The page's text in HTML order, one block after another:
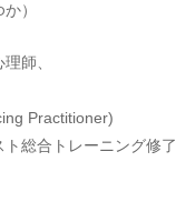
）
師、
Practitioner)
ト総合トレーニング修了